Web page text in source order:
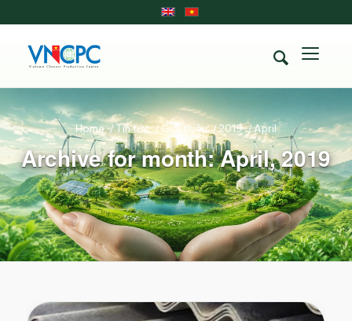
Archive for month: April, 2019
Home / Tin tức /Giới thiệu /2019 /April